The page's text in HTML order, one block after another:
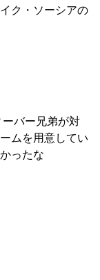
ク・ソーシアの
バー兄弟が対
ムを用意してい
ったな